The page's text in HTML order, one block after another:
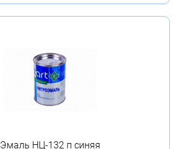
Эмаль НЦ-132 п синяя